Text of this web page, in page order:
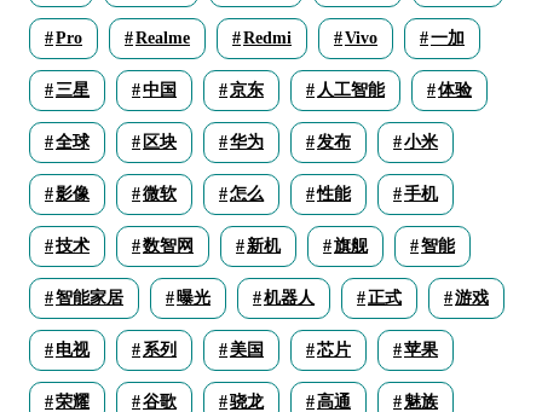
Pro Realme Redmi Vivo 一加
三星 中国 京东 人工智能 体验
全球 区块 华为 发布 小米
影像 微软 怎么 性能 手机
技术 数智网 新机 旗舰 智能
智能家居 曝光 机器人 正式 游戏
电视 系列 美国 芯片 苹果
荣耀 谷歌 骁龙 高通 魅族